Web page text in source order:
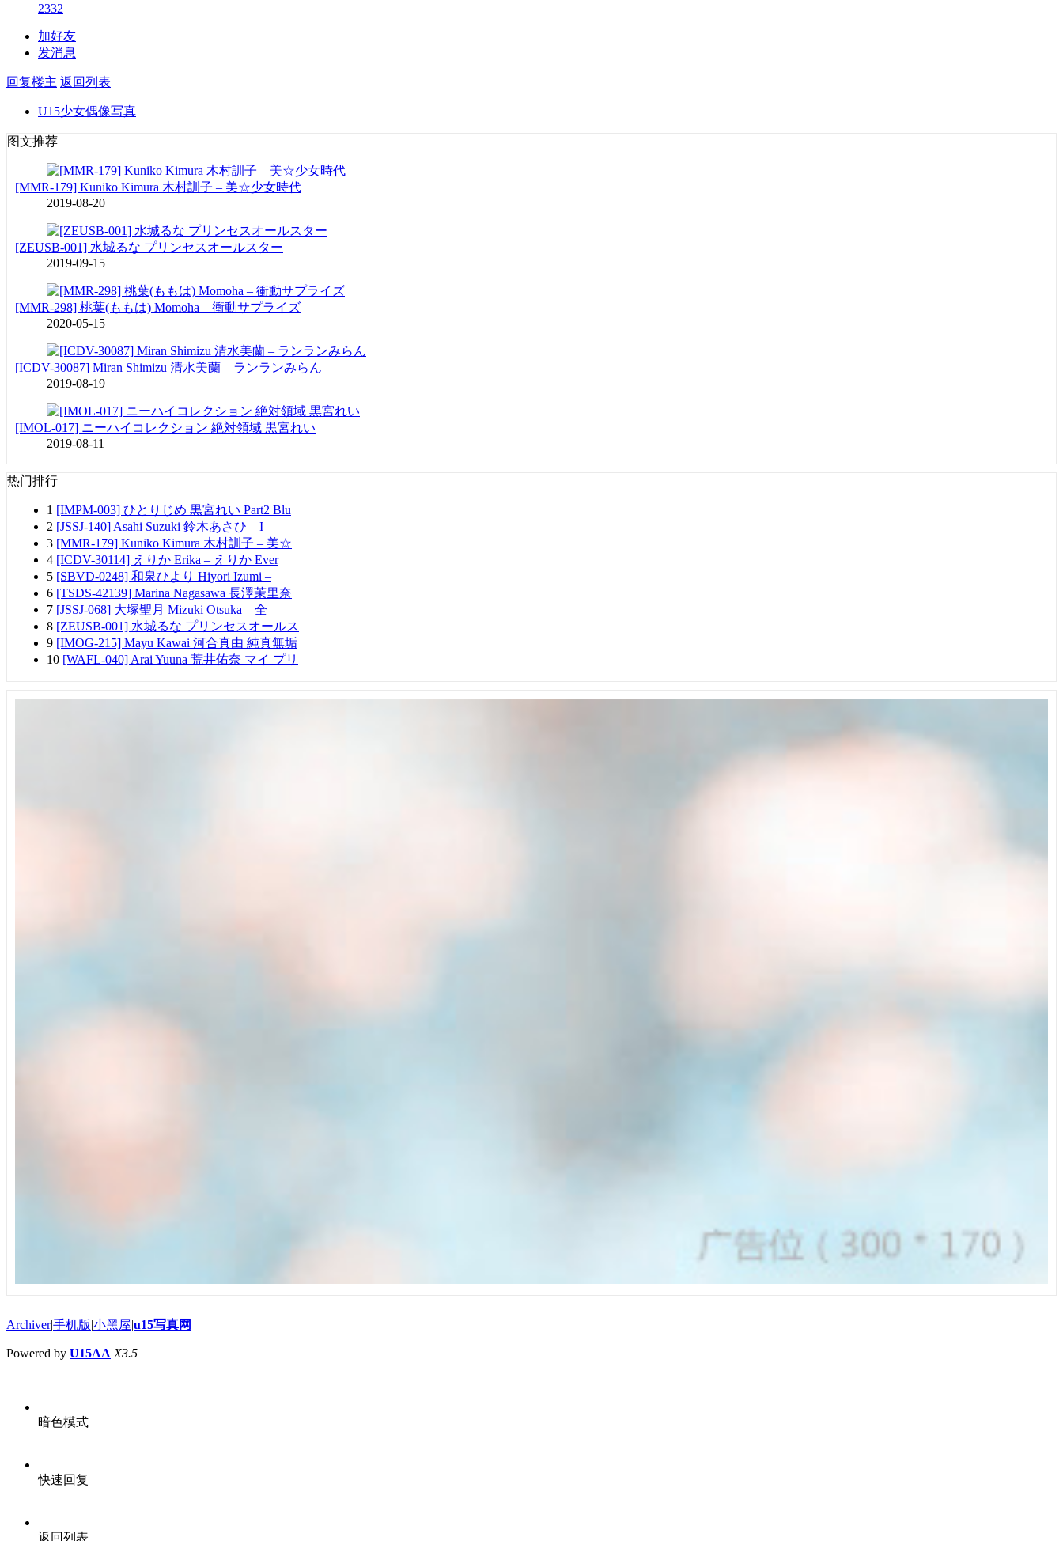
2332
加好友
发消息
回复楼主 返回列表
U15少女偶像写真
图文推荐
[MMR-179] Kuniko Kimura 木村訓子 – 美☆少女時代
2019-08-20
[ZEUSB-001] 水城るな プリンセスオールスター
2019-09-15
[MMR-298] 桃葉(ももは) Momoha – 衝動サプライズ
2020-05-15
[ICDV-30087] Miran Shimizu 清水美蘭 – ランランみらん
2019-08-19
[IMOL-017] ニーハイコレクション 絶対領域 黒宮れい
2019-08-11
热门排行
1 [IMPM-003] ひとりじめ 黒宮れい Part2 Blu
2 [JSSJ-140] Asahi Suzuki 鈴木あさひ – I
3 [MMR-179] Kuniko Kimura 木村訓子 – 美☆
4 [ICDV-30114] えりか Erika – えりか Ever
5 [SBVD-0248] 和泉ひより Hiyori Izumi –
6 [TSDS-42139] Marina Nagasawa 長澤茉里奈
7 [JSSJ-068] 大塚聖月 Mizuki Otsuka – 全
8 [ZEUSB-001] 水城るな プリンセスオールス
9 [IMOG-215] Mayu Kawai 河合真由 純真無垢
10 [WAFL-040] Arai Yuuna 荒井佑奈 マイ プリ
Archiver|手机版|小黑屋|u15写真网
Powered by U15AA X3.5
暗色模式
快速回复
返回列表